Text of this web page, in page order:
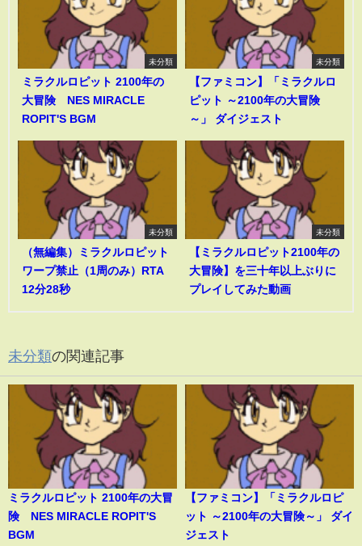
未分類
ミラクルロピット 2100年の
大冒険 NES MIRACLE
ROPIT'S BGM
未分類
【ファミコン】「ミラクルロ
ピット ～2100年の大冒険
～」 ダイジェスト
未分類
（無編集）ミラクルロピット
ワープ禁止（1周のみ）RTA
12分28秒
未分類
【ミラクルロピット2100年の
大冒険】を三十年以上ぶりに
プレイしてみた動画
未分類の関連記事
ミラクルロピット 2100年の大冒
険 NES MIRACLE ROPIT'S
BGM
【ファミコン】「ミラクルロピ
ット ～2100年の大冒険～」 ダイ
ジェスト